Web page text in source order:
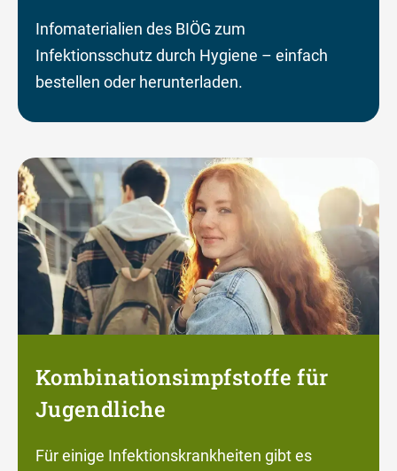
Infomaterialien des BIÖG zum
Infektionsschutz durch Hygiene – einfach
bestellen oder herunterladen.
Kombinationsimpfstoffe für
Jugendliche
Für einige Infektionskrankheiten gibt es